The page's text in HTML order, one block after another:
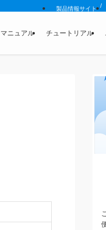
マニュアル チュートリアル
製品情報サイト